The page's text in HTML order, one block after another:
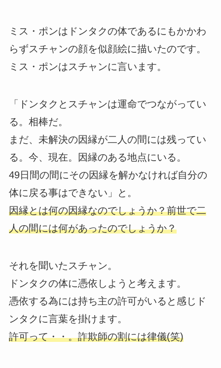
ミス・ポンはドンタクの体であるにもかかわ
らずスチャンの顔を似顔絵に描いたのです。
ミス・ポンはスチャンに言います。
「ドンタクとスチャンは運命でつながってい
る。相棒だ。
まだ、未解決の因縁が二人の間には残ってい
る。今、現在。因縁のある地点にいる。
49日間の間にその因縁を解かなければ自分の
体に戻る事はできない」と。
因縁とは何の因縁なのでしょうか？前世で二
人の間には何があったのでしょうか？
それを聞いたスチャン。
ドンタクの体に憑依しようと考えます。
憑依する為には持ち主の許可がいると感じド
ンタクに言葉を掛けます。
許可って・・。詐欺師の割には律儀(笑)